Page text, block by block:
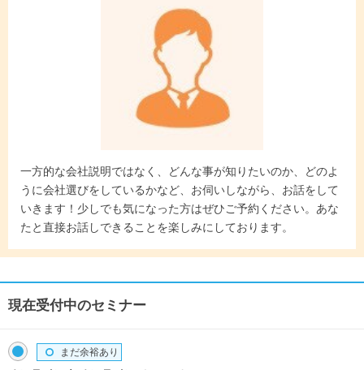
一方的な会社説明ではなく、どんな事が知りたいのか、どのよ
うに会社選びをしているかなど、お伺いしながら、お話をして
いきます！少しでも気になった方はぜひご予約ください。あな
たと直接お話しできることを楽しみにしております。
現在受付中のセミナー
まだ余裕あり